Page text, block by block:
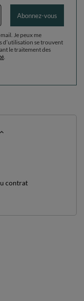
mail
Abonnez-vous
Je peux me
d’utilisation se trouvent
le traitement des
contrat